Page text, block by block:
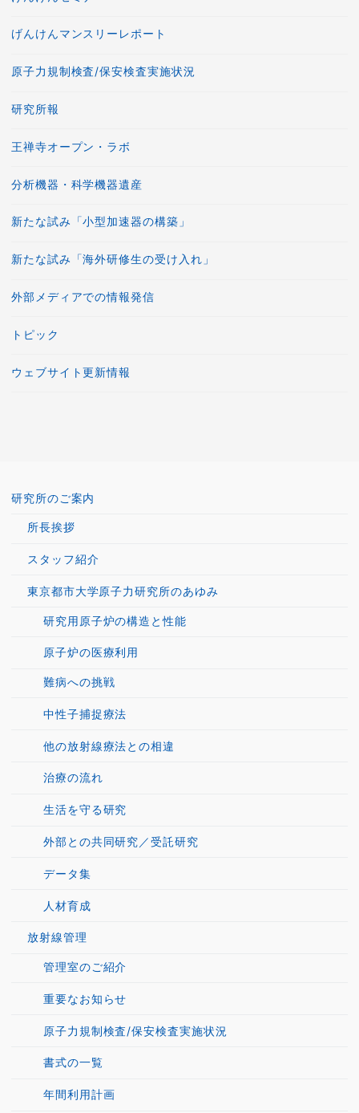
げんけんマンスリーレポート
原子力規制検査/保安検査実施状況
研究所報
王禅寺オープン・ラボ
分析機器・科学機器遺産
新たな試み「小型加速器の構築」
新たな試み「海外研修生の受け入れ」
外部メディアでの情報発信
トピック
ウェブサイト更新情報
研究所のご案内
所長挨拶
スタッフ紹介
東京都市大学原子力研究所のあゆみ
研究用原子炉の構造と性能
原子炉の医療利用
難病への挑戦
中性子捕捉療法
他の放射線療法との相違
治療の流れ
生活を守る研究
外部との共同研究／受託研究
データ集
人材育成
放射線管理
管理室のご紹介
重要なお知らせ
原子力規制検査/保安検査実施状況
書式の一覧
年間利用計画